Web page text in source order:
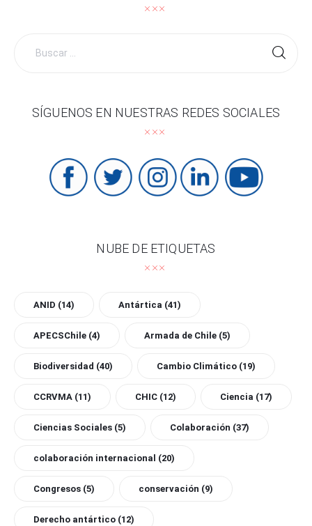
SÍGUENOS EN NUESTRAS REDES SOCIALES
NUBE DE ETIQUETAS
ANID (14) Antártica (41)
APECSChile (4) Armada de Chile (5)
Biodiversidad (40) Cambio Climático (19)
CCRVMA (11) CHIC (12) Ciencia (17)
Ciencias Sociales (5) Colaboración (37)
colaboración internacional (20)
Congresos (5) conservación (9)
Derecho antártico (12)